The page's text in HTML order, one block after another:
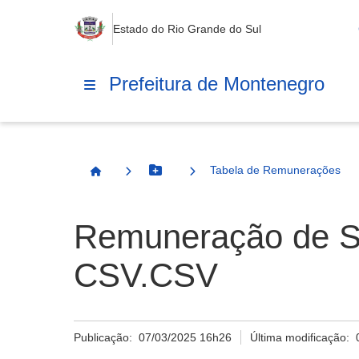
Estado do Rio Grande do Sul
Prefeitura de Montenegro
Página InicialBotão Menu
Tabela de Remunerações
Remuneração de
CSV.CSV
Publicação: 07/03/2025 16h26 Última modificação: